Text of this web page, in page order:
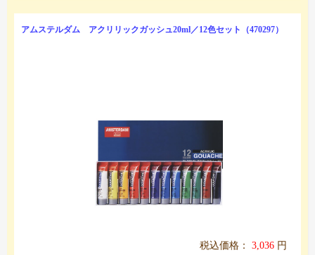
アムステルダム アクリリックガッシュ20ml／12色セット（470297）
税込価格： 3,036 円